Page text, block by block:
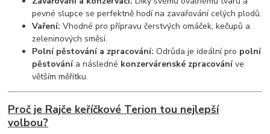
pevné slupce se perfektně hodí na zavařování celých plodů.
Vaření: Vhodné pro přípravu čerstvých omáček, kečupů a
zeleninových směsí.
Polní pěstování a zpracování: Odrůda je ideální pro polní
pěstovánía následné konzervárenské zpracováníve
větším měřítku.
Proč je Rajče keříčkové Terion tou nejlepší
volbou?